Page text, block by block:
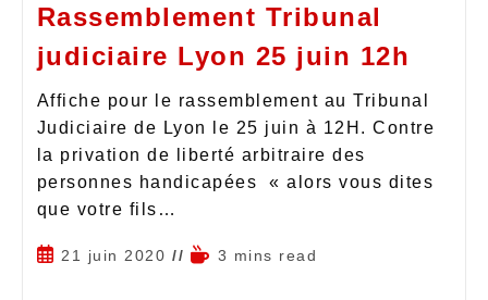
Rassemblement Tribunal
judiciaire Lyon 25 juin 12h
Affiche pour le rassemblement au Tribunal
Judiciaire de Lyon le 25 juin à 12H. Contre
la privation de liberté arbitraire des
personnes handicapées « alors vous dites
que votre fils…
21 juin 2020 3 mins read